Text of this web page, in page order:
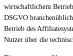
wirtschaftlichem
DSGVO
Betrieb des
Nutzer über die